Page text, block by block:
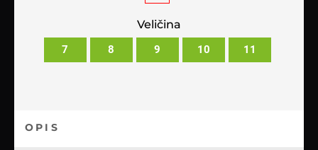
Veličina
7 8 9 10 11
OPIS